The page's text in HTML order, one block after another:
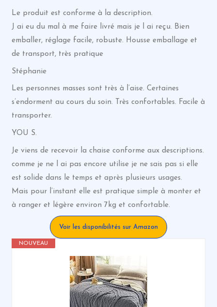
Le produit est conforme à la description.
J ai eu du mal à me faire livré mais je l ai reçu. Bien
emballer, réglage facile, robuste. Housse emballage et
de transport, très pratique
Stéphanie
Les personnes masses sont très à l’aise. Certaines
s’endorment au cours du soin. Très confortables. Facile à
transporter.
YOU S.
Je viens de recevoir la chaise conforme aux descriptions.
comme je ne l ai pas encore utilise je ne sais pas si elle
est solide dans le temps et après plusieurs usages.
Mais pour l’instant elle est pratique simple à monter et
à ranger et légère environ 7kg et confortable.
Voir les disponibilités sur Amazon
NOUVEAU